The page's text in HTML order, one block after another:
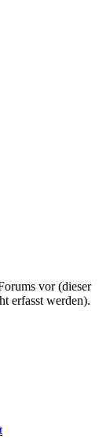
vor (dieser
erfasst werden).